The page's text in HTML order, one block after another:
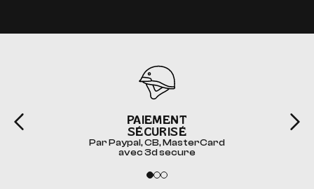
PAIEMENT
SÉCURISÉ
Par Paypal, CB, MasterCard
avec 3d secure